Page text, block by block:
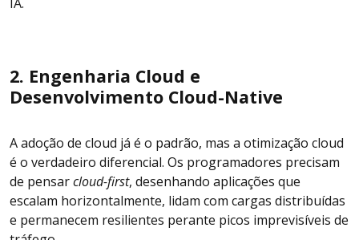
2. Engenharia Cloud e
Desenvolvimento Cloud-Native
A adoção de cloud já é o padrão, mas a otimização cloud
é o verdadeiro diferencial. Os programadores precisam
de pensarcloud-first, desenhando aplicações que
escalam horizontalmente, lidam com cargas distribuídas
e permanecem resilientes perante picos imprevisíveis de